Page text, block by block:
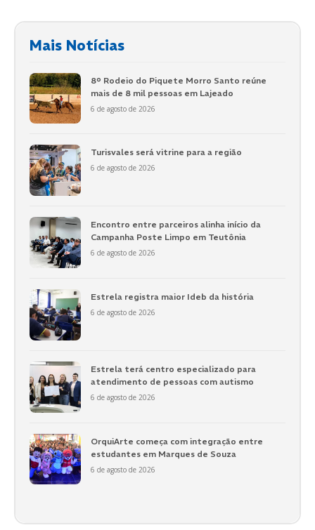
Mais Notícias
8º Rodeio do Piquete Morro Santo reúne
mais de 8 mil pessoas em Lajeado
6 de agosto de 2026
Turisvales será vitrine para a região
6 de agosto de 2026
Encontro entre parceiros alinha início da
Campanha Poste Limpo em Teutônia
6 de agosto de 2026
Estrela registra maior Ideb da história
6 de agosto de 2026
Estrela terá centro especializado para
atendimento de pessoas com autismo
6 de agosto de 2026
OrquiArte começa com integração entre
estudantes em Marques de Souza
6 de agosto de 2026